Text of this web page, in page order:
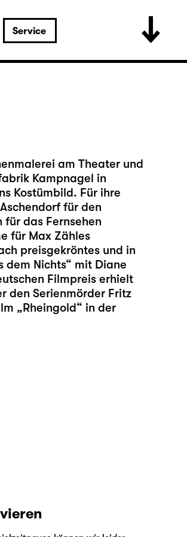
Service
am Theater und
Kampnagel in
Kostümbild. Für ihre
für den
das Fernsehen
für Max Zähles
preisgekröntes und in
dem Nichts“ mit Diane
Filmpreis erhielt
den Serienmörder Fritz
„Rheingold“ in der